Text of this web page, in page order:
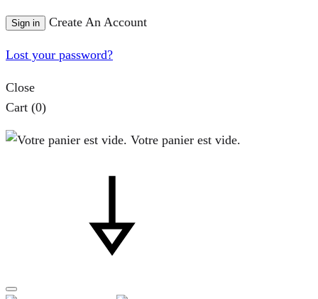
Sign in Create An Account
Lost your password?
Close
Cart (0)
Votre panier est vide.